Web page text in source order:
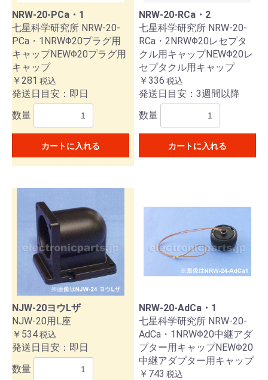
NRW-20-PCa・1
七星科学研究所 NRW-20-
PCa・1NRWΦ20プラグ用
キャップNEWΦ20プラグ用
キャップ
￥281 税込
発送日目安：即日
数量
カートに入れる
NRW-20-RCa・2
七星科学研究所 NRW-20-
RCa・2NRWΦ20レセプタ
クル用キャップNEWΦ20レ
セプタクル用キャップ
￥336 税込
発送日目安：3週間以降
数量
カートに入れる
NJW-20ヨウLザ
NJW-20用L座
￥534税込
発送日目安：即日
数量
NRW-20-AdCa・1
七星科学研究所 NRW-20-
AdCa・1NRWΦ20中継アダ
プター用キャップNEWΦ20
中継アダプター用キャップ
￥743 税込